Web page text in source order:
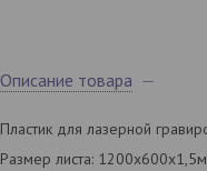
Описание товара
Пластик для лазерной
Размер листа: